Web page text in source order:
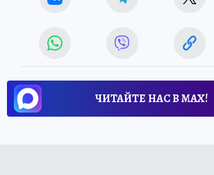
ЧИТАЙТЕ НАС В МАХ!